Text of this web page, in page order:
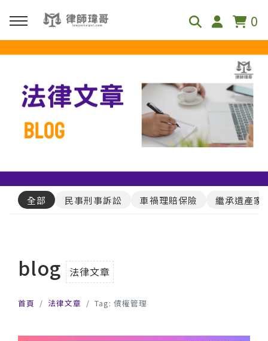
0
回主選單
免費影音資源
Youtube
全部 民事刑事訴訟 車禍理賠保險 繼承遺產家
blog 法律文章
首頁 法律文章 Tag: 債權管理